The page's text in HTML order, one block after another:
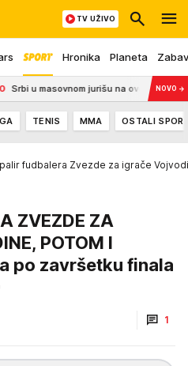
Hronika Planeta
TV UŽIVO
u masovnom jurišu na ove dve lokacije!
NOVO →
TENIS MMA OSTALI
fudbalera Zvezde za igrače
ZVEZDE ZA
POTOM I
po završetku finala
1